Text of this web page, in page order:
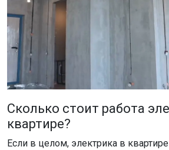
Сколько стоит работа
квартире?
Если в целом, электрика в